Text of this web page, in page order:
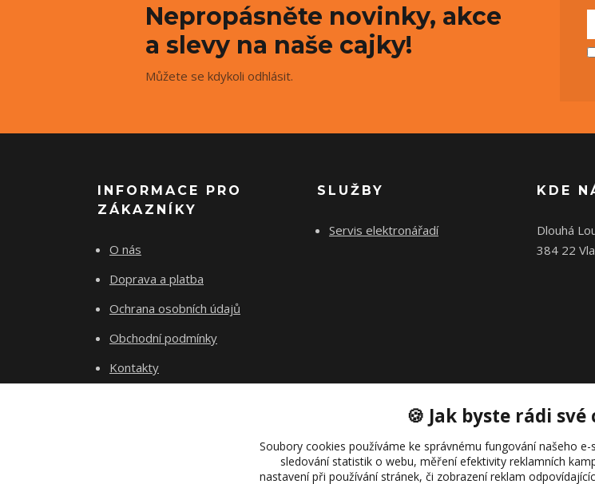
Nepropásněte novinky, akce
a slevy na naše cajky!
Můžete se kdykoli odhlásit.
INFORMACE PRO
ZÁKAZNÍKY
O nás
Doprava a platba
Ochrana osobních údajů
Obchodní podmínky
Kontakty
SLUŽBY
Servis elektronářadí
KDE
Dlouhá
384 22
🍪 Jak byste rádi své
Soubory cookies používáme ke správnému fungování našeho
sledování statistik o webu, měření efektivity reklamních
nastavení při používání stránek, či zobrazení reklam